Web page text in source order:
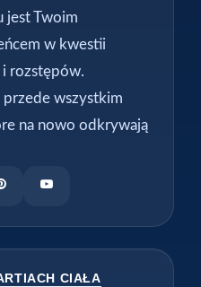
jest Twoim
w kwestii
i rozstępów.
przede wszystkim
na nowo odkrywają
CIAŁA